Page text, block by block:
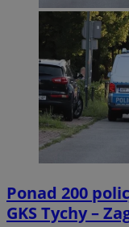
Ponad 200
GKS Tychy –